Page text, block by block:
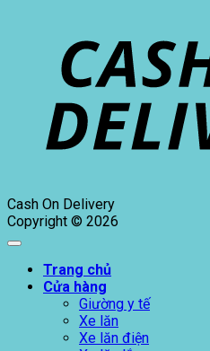
Cash On Delivery
Copyright © 2026
Trang chủ
Cửa hàng
Giường y tế
Xe lăn
Xe lăn điện